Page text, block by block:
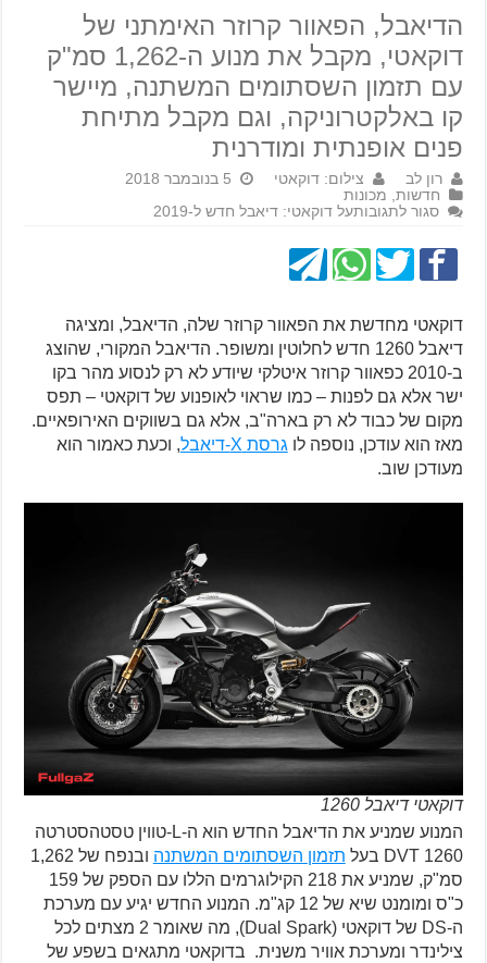
הדיאבל, הפאוור קרוזר האימתני של
דוקאטי, מקבל את מנוע ה-1,262 סמ"ק
עם תזמון השסתומים המשתנה, מיישר
קו באלקטרוניקה, וגם מקבל מתיחת
פנים אופנתית ומודרנית
רון לב צילום: דוקאטי
5 בנובמבר 2018
חדשות מכונות
סגור לתגובותעל דוקאטי: דיאבל חדש ל-2019
דוקאטי מחדשת את הפאוור קרוזר שלה, הדיאבל, ומציגה
דיאבל 1260 חדש לחלוטין ומשופר. הדיאבל המקורי, שהוצג
ב-2010 כפאוור קרוזר איטלקי שיודע לא רק לנסוע מהר בקו
ישר אלא גם לפנות – כמו שראוי לאופנוע של דוקאטי – תפס
מקום של כבוד לא רק בארה"ב, אלא גם בשווקים האירופאיים.
מאז הוא עודכן, נוספה לו גרסת X-דיאבל
, וכעת כאמור הוא
מעודכן שוב.
דוקאטי דיאבל 1260
המנוע שמניע את הדיאבל החדש הוא ה-L-טווין טסטהסטרטה
DVT 1260 בעל
תזמון השסתומים המשתנה
ובנפח של 1,262
סמ"ק, שמניע את 218 הקילוגרמים הללו עם הספק של 159
כ"ס ומומנט שיא של 12 קג"מ. המנוע החדש יגיע עם מערכת
ה-DS של דוקאטי (Dual Spark), מה שאומר 2 מצתים לכל
צילינדר ומערכת אוויר משנית. בדוקאטי מתגאים בשפע של